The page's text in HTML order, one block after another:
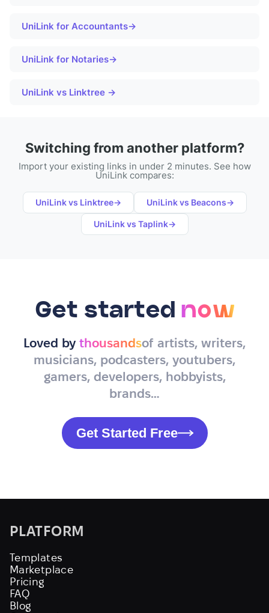
UniLink for Accountants→
UniLink for Notaries→
UniLink vs Linktree →
Switching from another platform?
Import your existing links in under 2 minutes. See how
UniLink compares:
UniLink vs Linktree→ UniLink vs Beacons→
UniLink vs Taplink→
Get started now
Loved by thousandsof artists, writers,
musicians, podcasters, youtubers,
gamers, developers, hobbyists,
brands…
Get Started Free
PLATFORM
Templates
Marketplace
Pricing
FAQ
Blog